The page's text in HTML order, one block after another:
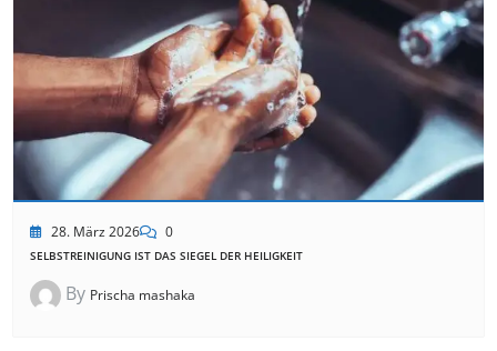
28. März 2026 0
SELBSTREINIGUNG IST DAS SIEGEL DER HEILIGKEIT
By Prischa mashaka